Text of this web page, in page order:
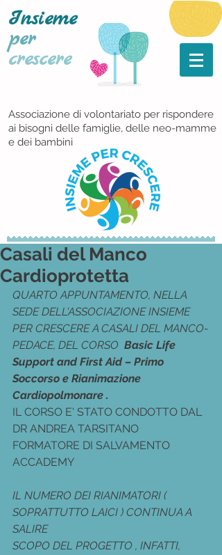
Insieme
per
crescere
Associazione di volontariato per rispondere
ai bisogni delle famiglie, delle neo-mamme
e dei bambini
Casali del Manco
Cardioprotetta
QUARTO APPUNTAMENTO, NELLA
SEDE DELL'ASSOCIAZIONE INSIEME
PER CRESCERE A CASALI DEL MANCO-
PEDACE, DEL CORSO Basic Life
Support and First Aid – Primo
Soccorso e Rianimazione
Cardiopolmonare .
IL CORSO E' STATO CONDOTTO DAL
DR ANDREA TARSITANO
FORMATORE DI SALVAMENTO
ACCADEMY
IL NUMERO DEI RIANIMATORI (
SOPRATTUTTO LAICI ) CONTINUA A
SALIRE
SCOPO DEL PROGETTO , INFATTI,